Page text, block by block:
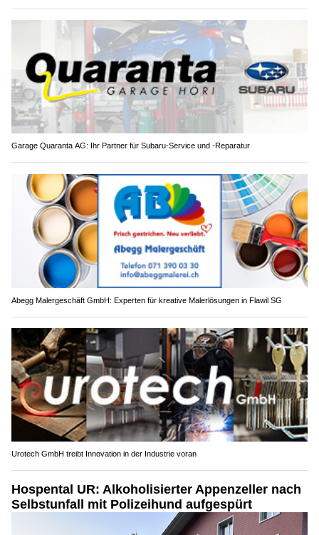
Garage Quaranta AG: Ihr Partner für Subaru-Service und -Reparatur
Abegg Malergeschäft GmbH: Experten für kreative Malerlösungen in Flawil SG
Urotech GmbH treibt Innovation in der Industrie voran
Hospental UR: Alkoholisierter Appenzeller nach
Selbstunfall mit Polizeihund aufgespürt